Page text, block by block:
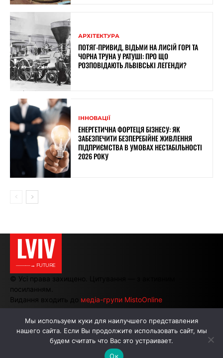
АРХІТЕКТУРА
ПОТЯГ-ПРИВИД, ВІДЬМИ НА ЛИСІЙ ГОРІ ТА
ЧОРНА ТРУНА У РАТУШІ: ПРО ЩО
РОЗПОВІДАЮТЬ ЛЬВІВСЬКІ ЛЕГЕНДИ?
ІННОВАЦІЇ
ЕНЕРГЕТИЧНА ФОРТЕЦЯ БІЗНЕСУ: ЯК
ЗАБЕЗПЕЧИТИ БЕЗПЕРЕБІЙНЕ ЖИВЛЕННЯ
ПІДПРИЄМСТВА В УМОВАХ НЕСТАБІЛЬНОСТІ
2026 РОКУ
LVIV
———→ FUTURE
© Усі права захищено. Цитування — з активним
посиланням.
Видання входить до медіа-групи MistoOnline
АВТОРИ РЕКЛАМА НА САЙТІ
Мы используем куки для наилучшего представления
нашего сайта. Если Вы продолжите использовать сайт, мы
будем считать что Вас это устраивает.
Ок